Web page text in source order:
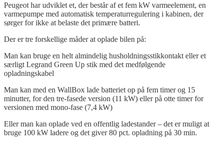
Peugeot har udviklet et, der består af et fem kW varmeelement, en
varmepumpe med automatisk temperaturregulering i kabinen, der
sørger for ikke at belaste det primære batteri.
Der er tre forskellige måder at oplade bilen på:
Man kan bruge en helt almindelig husholdningsstikkontakt eller et
særligt Legrand Green Up stik med det medfølgende
opladningskabel
Man kan med en WallBox lade batteriet op på fem timer og 15
minutter, for den tre-fasede version (11 kW) eller på otte timer for
versionen med mono-fase (7,4 kW)
Eller man kan oplade ved en offentlig ladestander– det er muligt at
bruge 100 kW ladere og det giver 80 pct. opladning på 30 min.